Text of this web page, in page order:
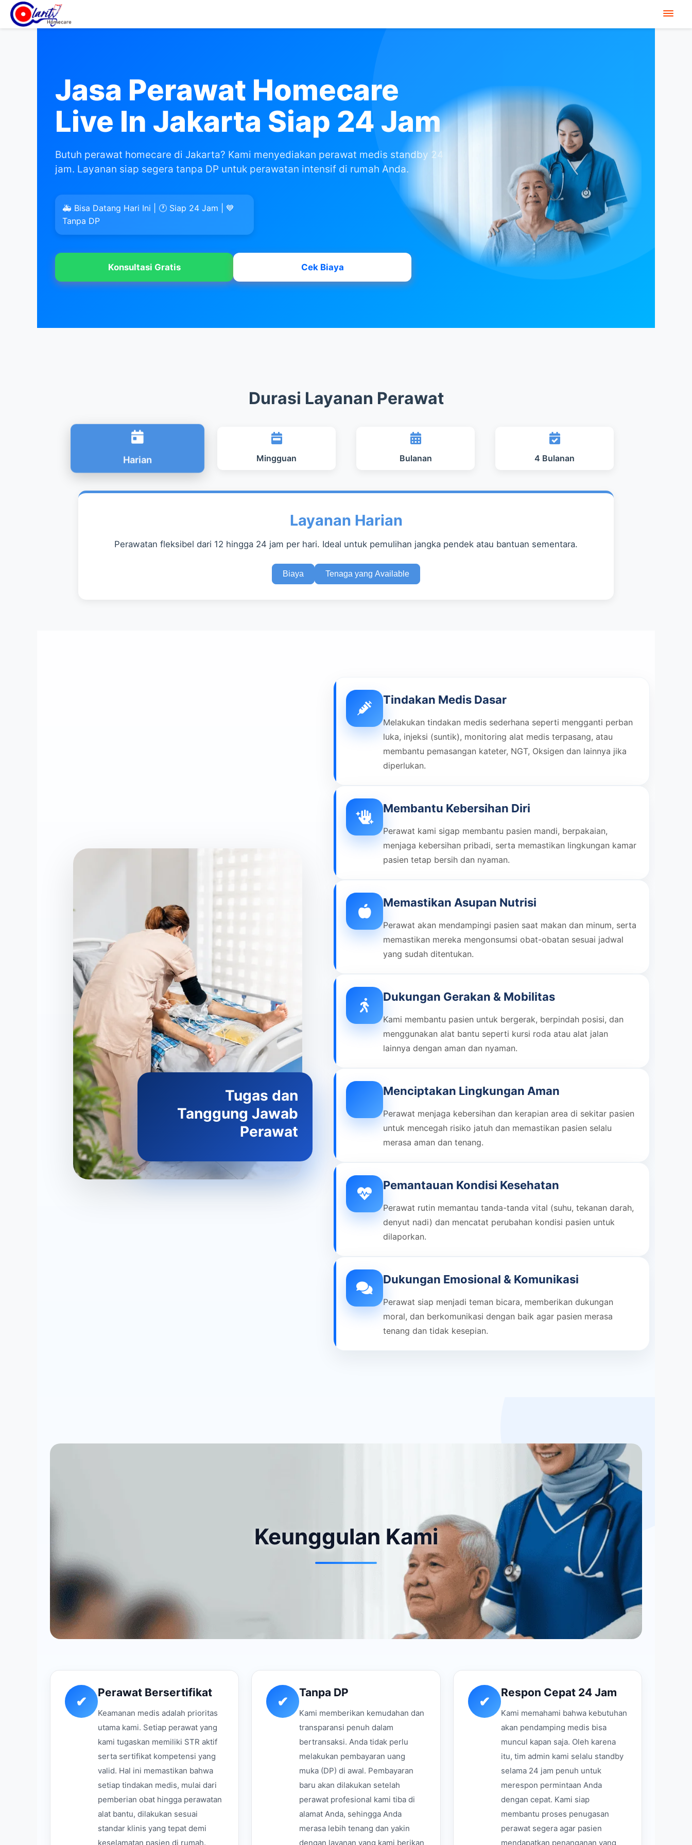
Jasa Perawat Homecare
Live In Jakarta Siap 24 Jam
Butuh perawat homecare di Jakarta? Kami menyediakan perawat medis standby 24
jam. Layanan siap segera tanpa DP untuk perawatan intensif di rumah Anda.
🚑 Bisa Datang Hari Ini | 🕐 Siap 24 Jam | 💙
Tanpa DP
Konsultasi Gratis Cek Biaya
Durasi Layanan Perawat
Harian Mingguan Bulanan 4 Bulanan
Layanan Harian
Perawatan fleksibel dari 12 hingga 24 jam per hari. Ideal untuk pemulihan jangka pendek atau bantuan sementara.
Biaya Tenaga yang Available
Tugas dan
Tanggung Jawab
Perawat
Tindakan Medis Dasar
Melakukan tindakan medis sederhana seperti mengganti perban
luka, injeksi (suntik), monitoring alat medis terpasang, atau
membantu pemasangan kateter, NGT, Oksigen dan lainnya jika
diperlukan.
Membantu Kebersihan Diri
Perawat kami sigap membantu pasien mandi, berpakaian,
menjaga kebersihan pribadi, serta memastikan lingkungan kamar
pasien tetap bersih dan nyaman.
Memastikan Asupan Nutrisi
Perawat akan mendampingi pasien saat makan dan minum, serta
memastikan mereka mengonsumsi obat-obatan sesuai jadwal
yang sudah ditentukan.
Dukungan Gerakan & Mobilitas
Kami membantu pasien untuk bergerak, berpindah posisi, dan
menggunakan alat bantu seperti kursi roda atau alat jalan
lainnya dengan aman dan nyaman.
Menciptakan Lingkungan Aman
Perawat menjaga kebersihan dan kerapian area di sekitar pasien
untuk mencegah risiko jatuh dan memastikan pasien selalu
merasa aman dan tenang.
Pemantauan Kondisi Kesehatan
Perawat rutin memantau tanda-tanda vital (suhu, tekanan darah,
denyut nadi) dan mencatat perubahan kondisi pasien untuk
dilaporkan.
Dukungan Emosional & Komunikasi
Perawat siap menjadi teman bicara, memberikan dukungan
moral, dan berkomunikasi dengan baik agar pasien merasa
tenang dan tidak kesepian.
Keunggulan Kami
✔
Perawat Bersertifikat
Keamanan medis adalah prioritas
utama kami. Setiap perawat yang
kami tugaskan memiliki STR aktif
serta sertifikat kompetensi yang
valid. Hal ini memastikan bahwa
setiap tindakan medis, mulai dari
pemberian obat hingga perawatan
alat bantu, dilakukan sesuai
standar klinis yang tepat demi
keselamatan pasien di rumah.
✔
Tanpa DP
Kami memberikan kemudahan dan
transparansi penuh dalam
bertransaksi. Anda tidak perlu
melakukan pembayaran uang
muka (DP) di awal. Pembayaran
baru akan dilakukan setelah
perawat profesional kami tiba di
alamat Anda, sehingga Anda
merasa lebih tenang dan yakin
dengan layanan yang kami berikan
✔
Respon Cepat 24 Jam
Kami memahami bahwa kebutuhan
akan pendamping medis bisa
muncul kapan saja. Oleh karena
itu, tim admin kami selalu standby
selama 24 jam penuh untuk
merespon permintaan Anda
dengan cepat. Kami siap
membantu proses penugasan
perawat segera agar pasien
mendapatkan penanganan yang